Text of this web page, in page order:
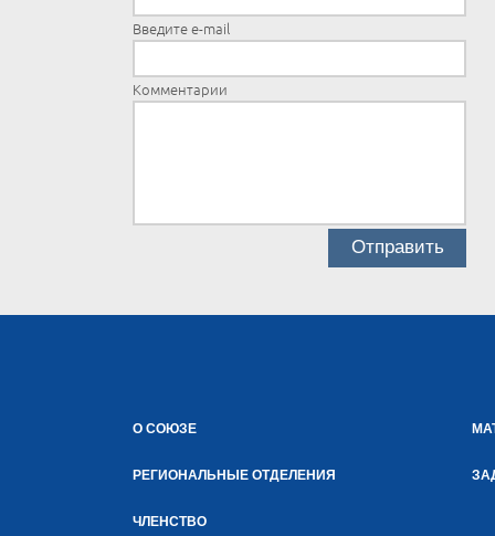
Введите e-mail
Комментарии
О СОЮЗЕ
РЕГИОНАЛЬНЫЕ ОТДЕЛЕНИЯ
ЧЛЕНСТВО